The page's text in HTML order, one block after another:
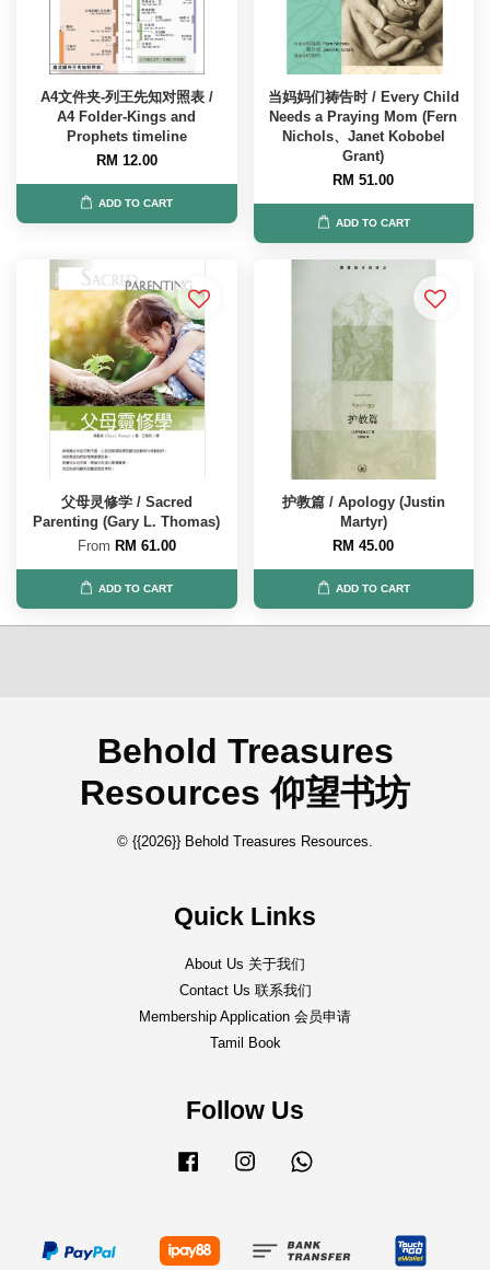
A4文件夹-列王先知对照表 /
A4 Folder-Kings and
Prophets timeline
RM 12.00
ADD TO CART
当妈妈们祷告时 / Every Child
Needs a Praying Mom (Fern
Nichols、Janet Kobobel
Grant)
RM 51.00
ADD TO CART
父母灵修学 / Sacred
Parenting (Gary L. Thomas)
From RM 61.00
ADD TO CART
护教篇 / Apology (Justin
Martyr)
RM 45.00
ADD TO CART
Behold Treasures
Resources 仰望书坊
© {{2026}} Behold Treasures Resources.
Quick Links
About Us 关于我们
Contact Us 联系我们
Membership Application 会员申请
Tamil Book
Follow Us
Facebook Instagram